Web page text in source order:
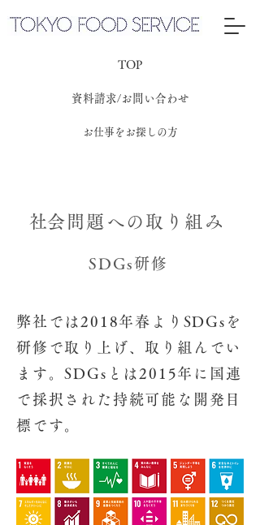
TOP
資料請求/お問い合わせ
お仕事をお探しの方
​社会問題への取り組み
SDGs研修
弊社では2018年春よりSDGsを
研修で取り上げ、取り組んでい
ます。SDGsとは2015年に国連
で採択された持続可能な開発目
標です。